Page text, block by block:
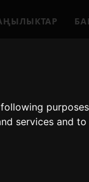
services and